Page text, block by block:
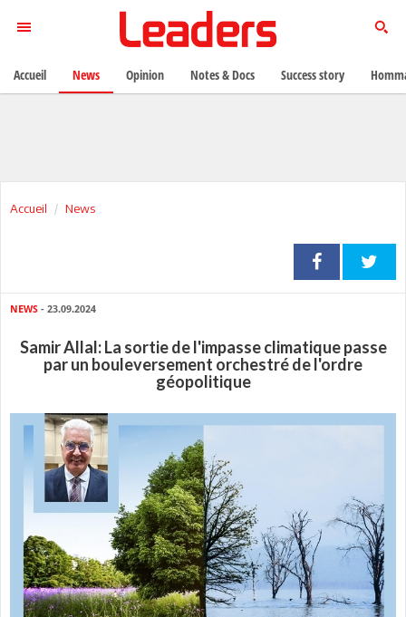
Accueil News
NEWS - 23.09.2024
Samir Allal: La sortie de l'impasse climatique passe
par un bouleversement orchestré de l'ordre
géopolitique
Accueil News Opinion Notes & Docs Success story